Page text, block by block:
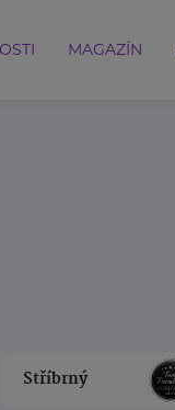
MAGAZÍN
Stříbrný